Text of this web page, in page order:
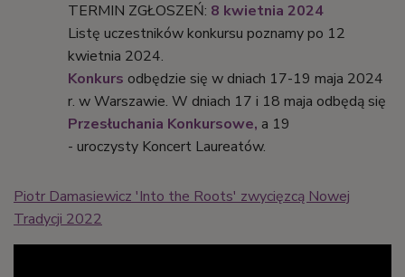
TERMIN ZGŁOSZEŃ: 8 kwietnia 2024
Listę uczestników konkursu poznamy po 12
kwietnia 2024.
Konkurs odbędzie się w dniach 17-19 maja 2024
r. w Warszawie. W dniach 17 i 18 maja odbędą się
Przesłuchania Konkursowe, a 19
- uroczysty Koncert Laureatów.
Piotr Damasiewicz 'Into the Roots' zwycięzcą Nowej
Tradycji 2022